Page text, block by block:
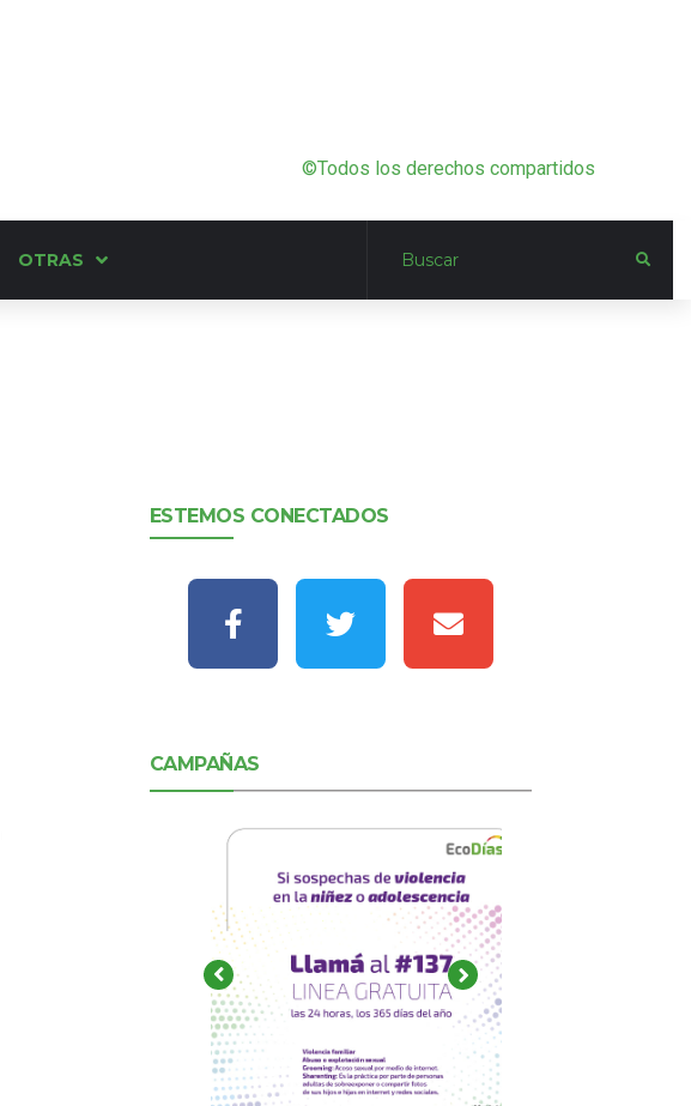
©Todos los derechos compartidos
OTRAS
ESTEMOS CONECTADOS
CAMPAÑAS